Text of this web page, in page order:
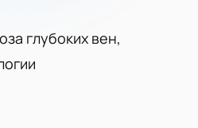
глубоких вен,